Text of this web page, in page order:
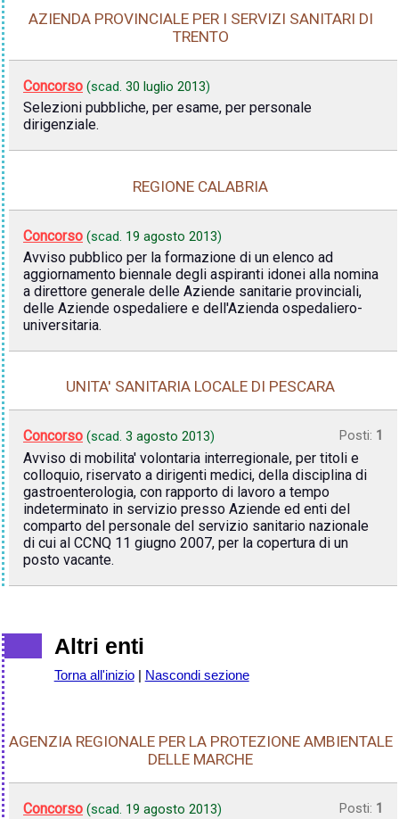
AZIENDA PROVINCIALE PER I SERVIZI SANITARI DI
TRENTO
Concorso (scad. 30 luglio 2013)
Selezioni pubbliche, per esame, per personale
dirigenziale.
REGIONE CALABRIA
Concorso (scad. 19 agosto 2013)
Avviso pubblico per la formazione di un elenco ad
aggiornamento biennale degli aspiranti idonei alla nomina
a direttore generale delle Aziende sanitarie provinciali,
delle Aziende ospedaliere e dell'Azienda ospedaliero-
universitaria.
UNITA' SANITARIA LOCALE DI PESCARA
Concorso (scad. 3 agosto 2013) Posti: 1
Avviso di mobilita' volontaria interregionale, per titoli e
colloquio, riservato a dirigenti medici, della disciplina di
gastroenterologia, con rapporto di lavoro a tempo
indeterminato in servizio presso Aziende ed enti del
comparto del personale del servizio sanitario nazionale
di cui al CCNQ 11 giugno 2007, per la copertura di un
posto vacante.
Altri enti
Torna all'inizio| Nascondi sezione
AGENZIA REGIONALE PER LA PROTEZIONE AMBIENTALE
DELLE MARCHE
Concorso (scad. 19 agosto 2013) Posti: 1